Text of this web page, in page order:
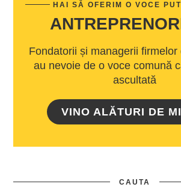
HAI SĂ OFERIM O VOCE
Fondatorii și managerii firmelor
au nevoie de o voce comună
ascultată
VINO ALĂTURI DE
CAUTA